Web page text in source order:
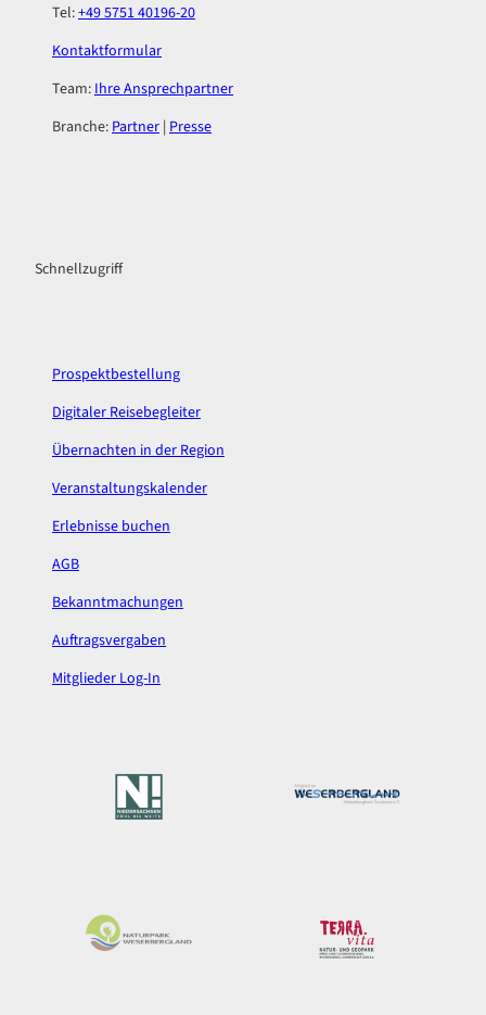
Tel:+49 5751 40196-20
Kontaktformular
Team: Ihre Ansprechpartner
Branche: Partner | Presse
e
t
m
Schnellzugriff
Prospektbestellung
Digitaler Reisebegleiter
Übernachten in der Region
Veranstaltungskalender
Erlebnisse buchen
AGB
Bekanntmachungen
Auftragsvergaben
Mitglieder Log-In